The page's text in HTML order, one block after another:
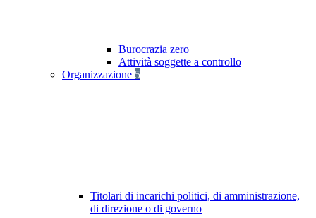
Burocrazia zero
Attività soggette a controllo
Organizzazione 5
Titolari di incarichi politici, di amministrazione,
di direzione o di governo